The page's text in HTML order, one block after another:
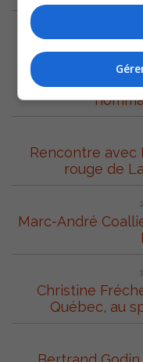
Le grand chef
Stéphane
nouveau
Rencontre avec
rouge de
Marc-André
Christine
Québec, au